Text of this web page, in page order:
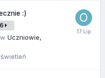
:)
w Uczniowie,